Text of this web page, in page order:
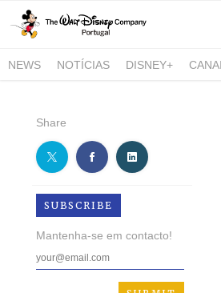
NEWS NOTÍCIAS DISNEY+
NATIONAL GEOGRAPHIC AND
Share
SUBSCRIBE
Mantenha-se em contacto!